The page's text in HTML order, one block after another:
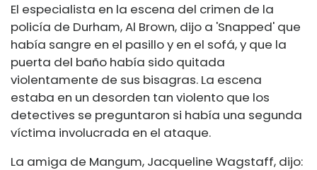
El especialista en la escena del crimen de la
policía de Durham, Al Brown, dijo a 'Snapped' que
había sangre en el pasillo y en el sofá, y que la
puerta del baño había sido quitada
violentamente de sus bisagras. La escena
estaba en un desorden tan violento que los
detectives se preguntaron si había una segunda
víctima involucrada en el ataque.
La amiga de Mangum, Jacqueline Wagstaff, dijo: